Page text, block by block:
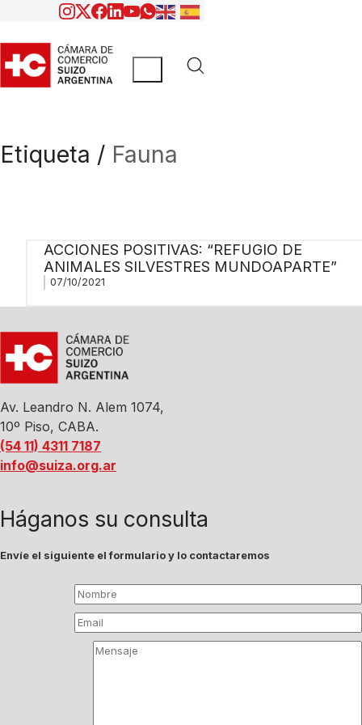
Etiqueta / Fauna
ACCIONES POSITIVAS: “REFUGIO DE
ANIMALES SILVESTRES MUNDOAPARTE”
07/10/2021
Av. Leandro N. Alem 1074,
10º Piso, CABA.
(54 11) 4311 7187
info@suiza.org.ar
Háganos su consulta
Envíe el siguiente el formulario y lo contactaremos